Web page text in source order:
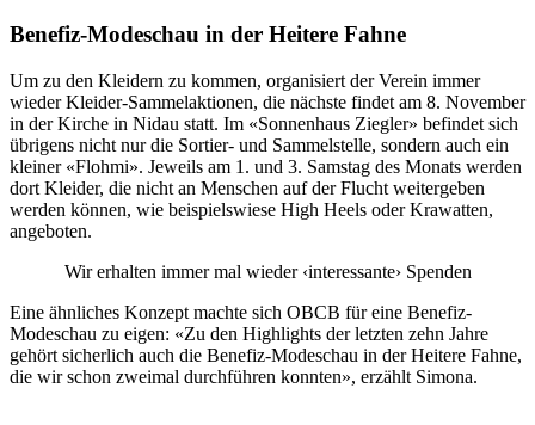
Benefiz-Modeschau in der Heitere Fahne
Um zu den Kleidern zu kommen, organisiert der Verein immer
wieder Kleider-Sammelaktionen, die nächste findet am 8. November
in der Kirche in Nidau statt. Im «Sonnenhaus Ziegler» befindet sich
übrigens nicht nur die Sortier- und Sammelstelle, sondern auch ein
kleiner «Flohmi». Jeweils am 1. und 3. Samstag des Monats werden
dort Kleider, die nicht an Menschen auf der Flucht weitergeben
werden können, wie beispielswiese High Heels oder Krawatten,
angeboten.
Wir erhalten immer mal wieder ‹interessante› Spenden
Eine ähnliches Konzept machte sich OBCB für eine Benefiz-
Modeschau zu eigen: «Zu den Highlights der letzten zehn Jahre
gehört sicherlich auch die Benefiz-Modeschau in der Heitere Fahne,
die wir schon zweimal durchführen konnten», erzählt Simona.